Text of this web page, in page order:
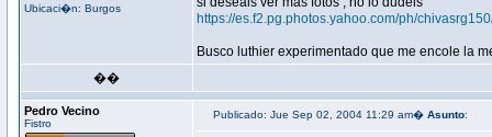
Ubicaci�n: Burgos
https://es.f2.pg.photos.yahoo.com/ph/
Busco luthier experimentado que me encole la
��
Pedro Vecino
Fistro
Publicado: Jue Sep 02, 2004 11:29 am� Asunto: